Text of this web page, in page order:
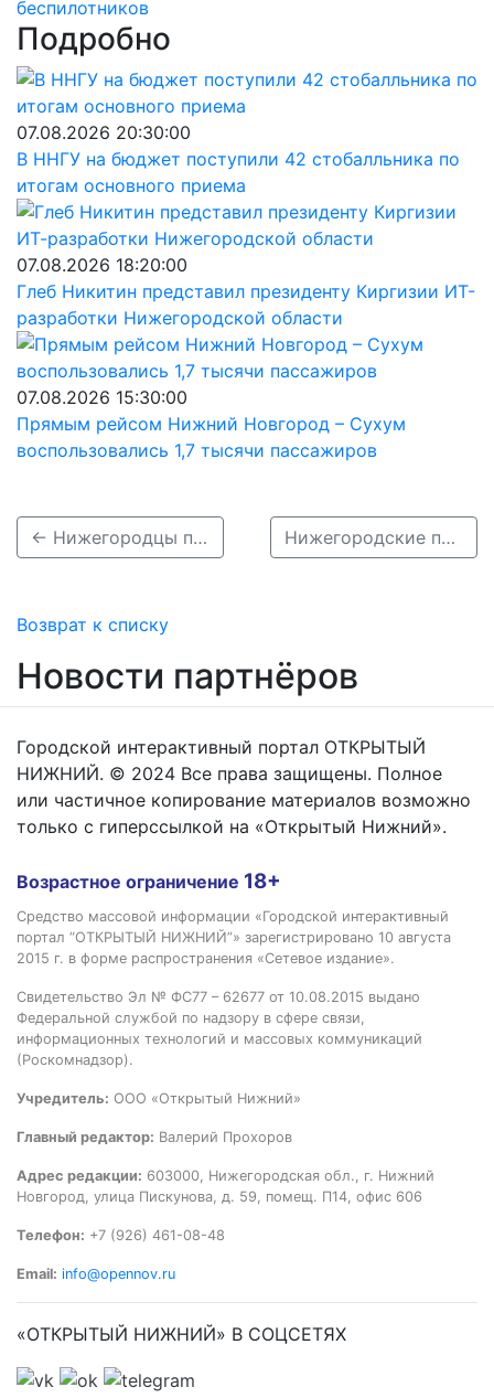
беспилотников
Подробно
07.08.2026 20:30:00
В ННГУ на бюджет поступили 42 стобалльника по
итогам основного приема
07.08.2026 18:20:00
Глеб Никитин представил президенту Киргизии ИТ-
разработки Нижегородской области
07.08.2026 15:30:00
Прямым рейсом Нижний Новгород – Сухум
воспользовались 1,7 тысячи пассажиров
← Нижегородцы получили 28,9 млн рублей к юбилеям совместной жизни Нижегородские предприятия ЖКХ задолжали энергокомпании 364 млн рублей →
Возврат к списку
Новости партнёров
Городской интерактивный портал ОТКРЫТЫЙ
НИЖНИЙ. © 2024 Все права защищены. Полное
или частичное копирование материалов возможно
только с гиперссылкой на «Открытый Нижний».
Возрастное ограничение 18+
Средство массовой информации «Городской интерактивный
портал “ОТКРЫТЫЙ НИЖНИЙ”» зарегистрировано 10 августа
2015 г. в форме распространения «Сетевое издание».
Свидетельство Эл № ФС77 – 62677 от 10.08.2015 выдано
Федеральной службой по надзору в сфере связи,
информационных технологий и массовых коммуникаций
(Роскомнадзор).
Учредитель: ООО «Открытый Нижний»
Главный редактор: Валерий Прохоров
Адрес редакции: 603000, Нижегородская обл., г. Нижний
Новгород, улица Пискунова, д. 59, помещ. П14, офис 606
Телефон: +7 (926) 461-08-48
Email: info@opennov.ru
«ОТКРЫТЫЙ НИЖНИЙ» В СОЦСЕТЯХ